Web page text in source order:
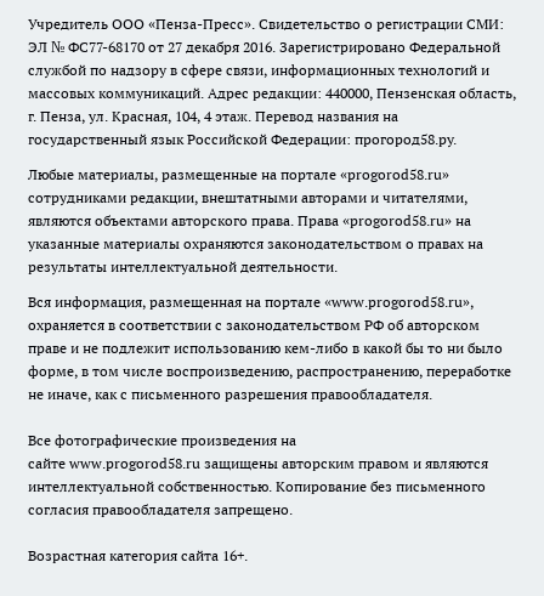
Учредитель ООО «Пенза-Пресс». Свидетельство о регистрации СМИ:
ЭЛ № ФС77-68170 от 27 декабря 2016. Зарегистрировано Федеральной
службой по надзору в сфере связи, информационных технологий и
массовых коммуникаций. Адрес редакции: 440000, Пензенская область,
г. Пенза, ул. Красная, 104, 4 этаж. Перевод названия на
государственный язык Российской Федерации: прогород58.ру.
Любые материалы, размещенные на портале «progorod58.ru»
сотрудниками редакции, внештатными авторами и читателями,
являются объектами авторского права. Права «progorod58.ru» на
указанные материалы охраняются законодательством о правах на
результаты интеллектуальной деятельности.
Вся информация, размещенная на портале «www.progorod58.ru»,
охраняется в соответствии с законодательством РФ об авторском
праве и не подлежит использованию кем-либо в какой бы то ни было
форме, в том числе воспроизведению, распространению, переработке
не иначе, как с письменного разрешения правообладателя.
Все фотографические произведения на
сайте www.progorod58.ru защищены авторским правом и являются
интеллектуальной собственностью. Копирование без письменного
согласия правообладателя запрещено.
Возрастная категория сайта 16+.